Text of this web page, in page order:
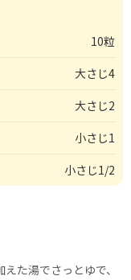
10粒
大さじ4
大さじ2
小さじ1
小さじ1/2
た湯でさっとゆで、